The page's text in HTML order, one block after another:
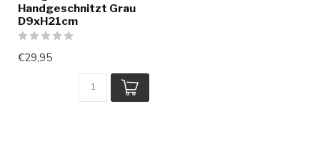
Handgeschnitzt Grau
D9xH21cm
€29,95